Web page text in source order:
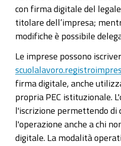
con firma digitale del
titolare dell’impresa;
modifiche è possibile
Le imprese possono
firma digitale, anche
propria PEC istituzionale.
l'iscrizione permettendo di
l'operazione anche a chi
digitale. La modalità